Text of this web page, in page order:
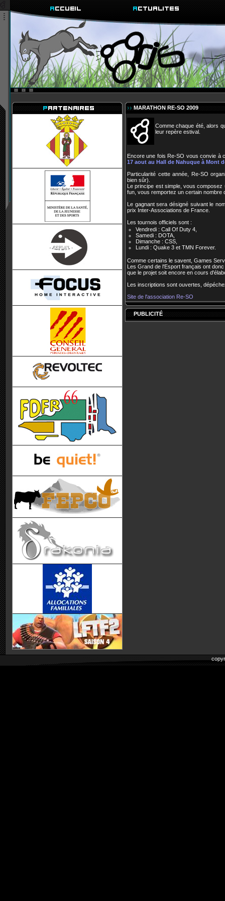
MARATHON RE-SO 2009
Comme chaque été, alors
leur repère estival.
Encore une fois Re-SO vous convie à
17 aout au Hall de Nahuque à Mont
Particularité cette année, Re-SO
bien sûr).
Le principe est simple, vous
fun, vous remportez un certain nombre
Le gagnant sera désigné suivant le
prix Inter-Associations de France.
Les tournois officiels sont :
Vendredi : Call Of Duty 4,
Samedi : DOTA,
Dimanche : CSS,
Lundi : Quake 3 et TMN Forever.
Comme certains le savent, Games
Les Grand de l'Esport français ont
que le projet soit encore en cours
Les inscriptions sont ouvertes,
Site de l'association Re-SO
PUBLICITÉ